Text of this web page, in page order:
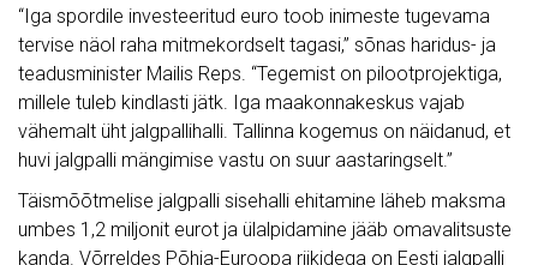
“Iga spordile investeeritud euro toob inimeste tugevama
tervise näol raha mitmekordselt tagasi,” sõnas haridus- ja
teadusminister Mailis Reps. “Tegemist on pilootprojektiga,
millele tuleb kindlasti jätk. Iga maakonnakeskus vajab
vähemalt üht jalgpallihalli. Tallinna kogemus on näidanud, et
huvi jalgpalli mängimise vastu on suur aastaringselt.”
Täismõõtmelise jalgpalli sisehalli ehitamine läheb maksma
umbes 1,2 miljonit eurot ja ülalpidamine jääb omavalitsuste
kanda. Võrreldes Põhja-Euroopa riikidega on Eesti jalgpalli